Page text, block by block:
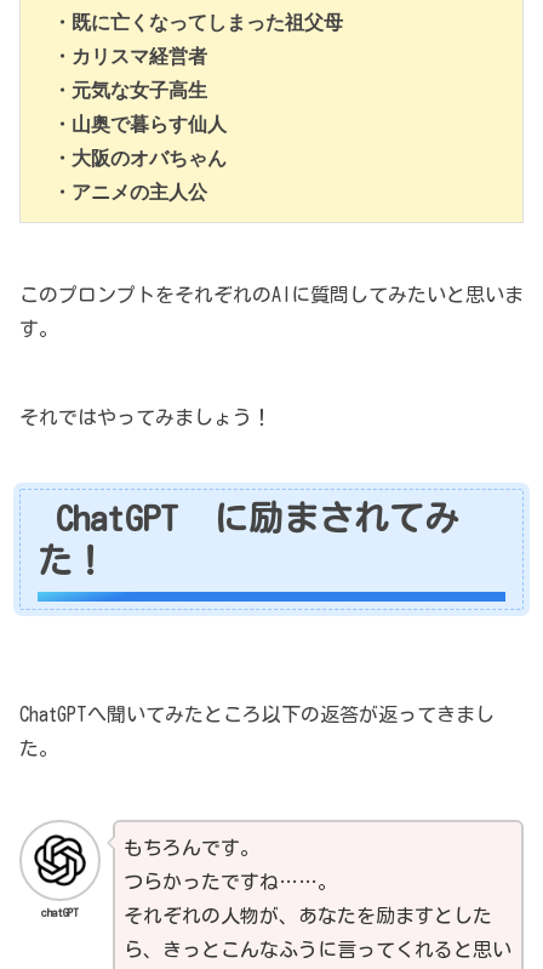
・既に亡くなってしまった祖父母
・カリスマ経営者
・元気な女子高生
・山奥で暮らす仙人
・大阪のオバちゃん
・アニメの主人公
このプロンプトをそれぞれのAIに質問してみたいと思いま
す。
それではやってみましょう！
ChatGPT に励まされてみ
た！
ChatGPTへ聞いてみたところ以下の返答が返ってきまし
た。
chatGPT
もちろんです。
つらかったですね……。
それぞれの人物が、あなたを励ますとした
ら、きっとこんなふうに言ってくれると思い